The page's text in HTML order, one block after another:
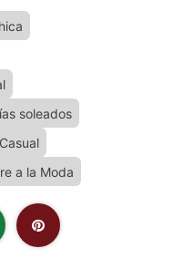
soleados
a la Moda